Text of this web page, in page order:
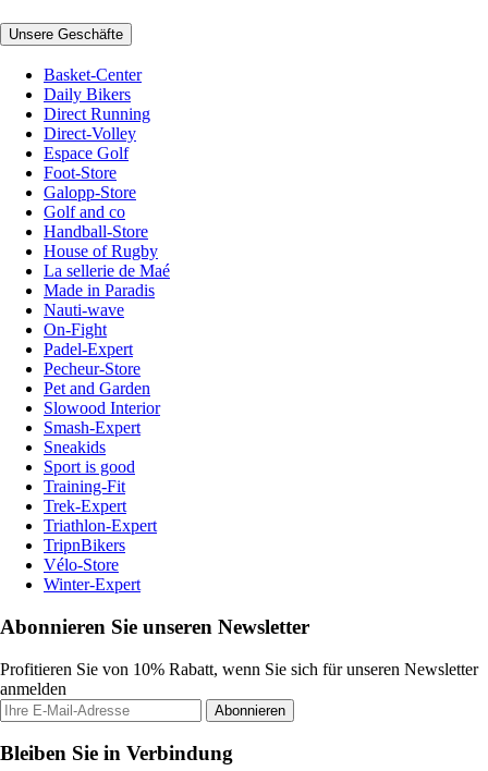
Unsere Geschäfte
Basket-Center
Daily Bikers
Direct Running
Direct-Volley
Espace Golf
Foot-Store
Galopp-Store
Golf and co
Handball-Store
House of Rugby
La sellerie de Maé
Made in Paradis
Nauti-wave
On-Fight
Padel-Expert
Pecheur-Store
Pet and Garden
Slowood Interior
Smash-Expert
Sneakids
Sport is good
Training-Fit
Trek-Expert
Triathlon-Expert
TripnBikers
Vélo-Store
Winter-Expert
Abonnieren Sie unseren Newsletter
Profitieren Sie von 10% Rabatt, wenn Sie sich für unseren Newsletter
anmelden
Abonnieren
Bleiben Sie in Verbindung